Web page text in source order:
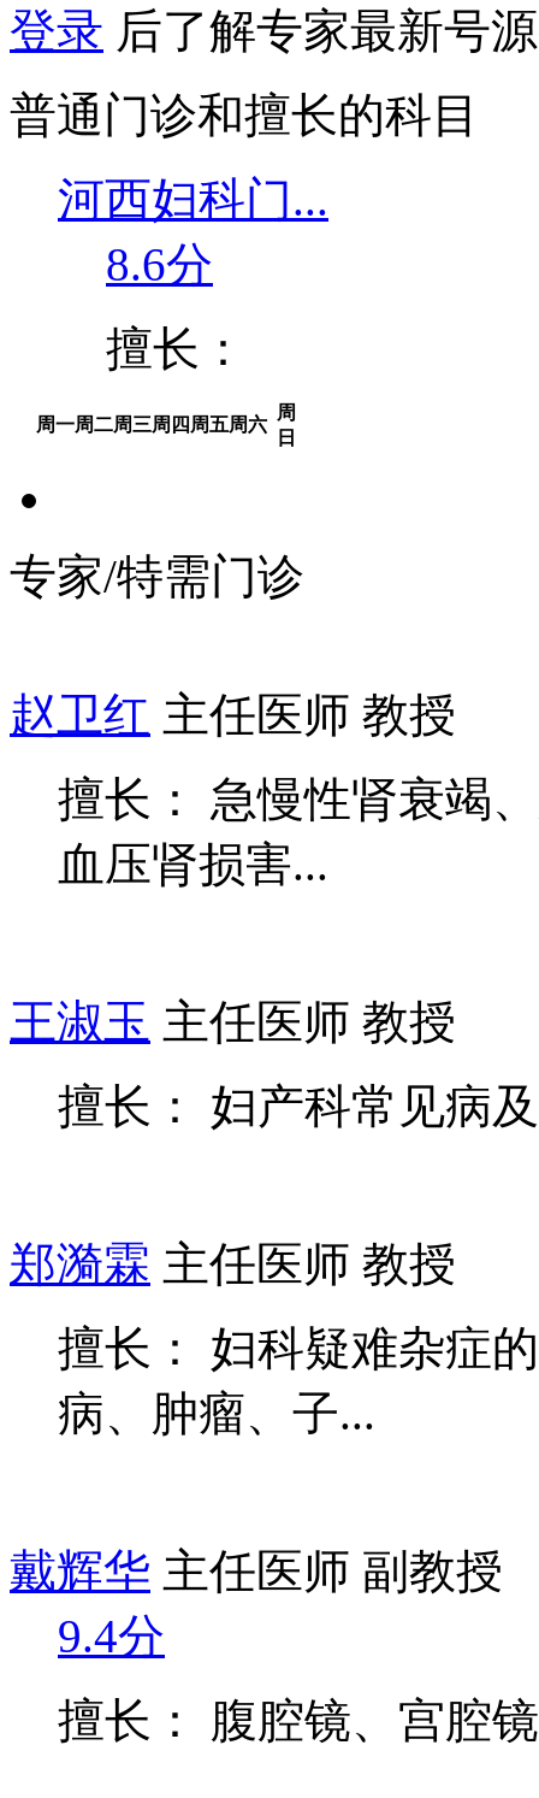
登录 后了解专家最新号
普通门诊和擅长的科目
河西妇科门...
8.6分
擅长：
周一周二周三周四 周五周六
周
日
专家/特需门诊
赵卫红 主任医师 教授
擅长： 急慢性肾衰竭
血压肾损害...
王淑玉 主任医师 教授
擅长： 妇产科常见病
郑漪霖 主任医师 教授
擅长： 妇科疑难杂症
病、肿瘤、子...
戴辉华 主任医师 副教授
9.4分
擅长： 腹腔镜、宫腔